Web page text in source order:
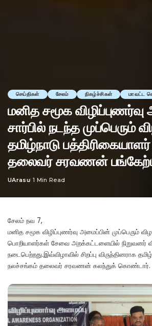
செய்திகள் சேலம் நிகழ்ச்சிகள் மாவட்ட
மனித சமூக
சார்பில் நடந்த முப்பெரும்
தமிழ்நாடு
தலைவர் சரவணன்
Posted
UArasu 1 Min Read
சேலம் நவ 7,
மனித சமூக விழிப்புணர்வு அமைப்பின் முப்பெரும்
பொறியாளர்கள் சேவை அறக்கட்டளையில் நிறுவனர்
நடைபெற்றது.இவ்விழாவில் சிறப்பு விருந்தினராக
நலச்சங்கம் தலைவர் சரவணன் கலந்துக் கொண்டார்.